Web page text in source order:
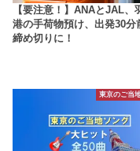
【要注意！】ANAとJAL、
港の手荷物預け、出発30分
締め切りに！
東京のご当